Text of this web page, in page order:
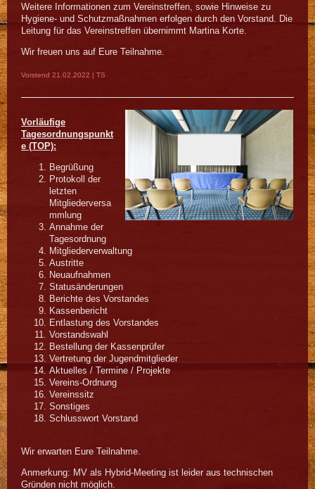
Weitere Informationen zum Vereinstreffen, sowie Hinweise zu
Hygiene- und Schutzmaßnahmen erfolgen durch den Vorstand. Die
Leitung für das Vereinstreffen übernimmt Martina Korte.
Wir freuen uns auf Eure Teilnahme.
Vorstend 21.02.2022 | TS
Vorläufige
Tagesordnungspunkt
e (TOP):
Begrüßung
Protokoll der
letzten
Mitgliederversa
mmlung
Annahme der
Tagesordnung
Mitgliederverwaltung
Austritte
Neuaufnahmen
Statusänderungen
Berichte des Vorstandes
Kassenbericht
Entlastung des Vorstandes
Vorstandswahl
Bestellung der Kassenprüfer
Vertretung der Jugendmitglieder
Aktuelles / Termine / Projekte
Vereins-Ordnung
Vereinssitz
Sonstiges
Schlusswort Vorstand
Wir erwarten Eure Teilnahme.
Anmerkung: MV als Hybrid-Meeting ist leider aus technischen
Gründen nicht möglich.